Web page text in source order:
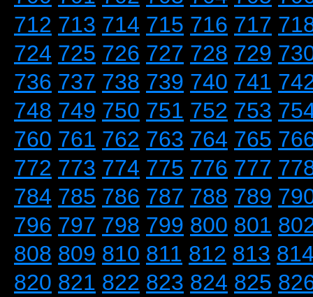
712 713 714 715 716 717
724 725 726 727 728 729
736 737 738 739 740 741
748 749 750 751 752 753
760 761 762 763 764 765
772 773 774 775 776 777
784 785 786 787 788 789
796 797 798 799 800 801
808 809 810 811 812 813
820 821 822 823 824 825